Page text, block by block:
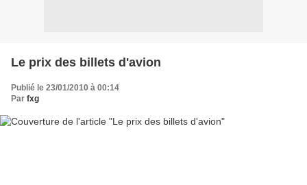
Le prix des billets d'avion
Publié le 23/01/2010 à 00:14
Par fxg